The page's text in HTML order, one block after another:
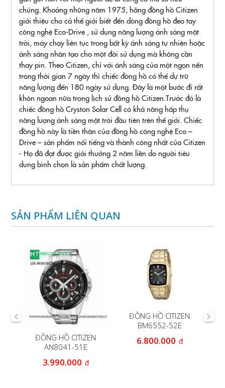
chúng. Khoảng những năm 1975, hãng đồng hồ Citizen
giới thiệu cho cả thế giới biết đến dòng đồng hồ đeo tay
công nghệ Eco-Drive , sử dụng năng lượng ánh sáng mặt
trời, máy chạy liên tục trong bất kỳ ánh sáng tự nhiên hoặc
ánh sáng nhân tạo cho một đời sử dụng mà không cần
thay pin. Theo Citizen, chỉ với ánh sáng của một ngọn nến
trong thời gian 7 ngày thì chiếc đòng hồ có thể dự trữ
năng lượng đến 180 ngày sử dụng. Đây là một bước đi rất
khôn ngoan nữa trong lịch sử đồng hồ Citizen.Trước đó là
chiếc đồng hồ Cryston Solar Cell có khả năng hấp thụ
năng lượng ánh sáng mặt trời đầu tiên trên thế giới. Chiếc
đồng hồ này là tiền thân của đồng hồ công nghệ Eco –
Drive – sản phẩm nổi tiếng và thành công nhất của Citizen
- Họ đã đạt được giải thưởng 2 năm liền do người tiêu
dung bình chọn là sản phẩm chất lượng.
SẢN PHẨM LIÊN QUAN
ĐỒNG HỒ CITIZEN
AN8041-51E
3.990.000 đ
ĐỒNG HỒ CITIZEN
BM6552-52E
6.800.000 đ